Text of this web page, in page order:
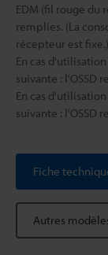
EDM (fil rouge du
remplies. (La
récepteur est fixe.)
En cas
suivante : l'OSSD
En cas
suivante : l'OSSD
Fiche
Autres